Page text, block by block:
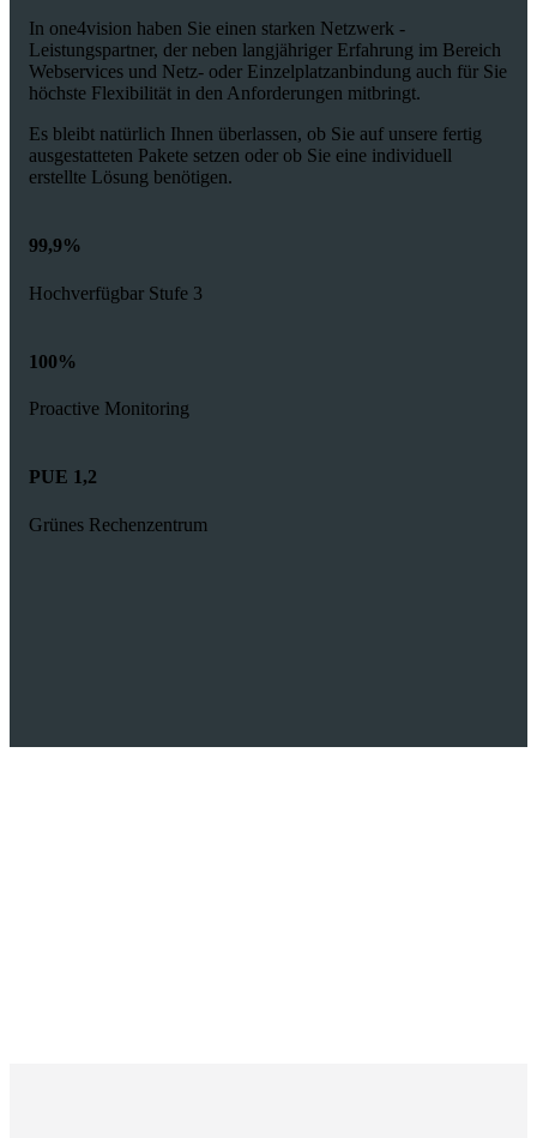
In one4vision haben Sie einen starken Netzwerk -
Leistungspartner, der neben langjähriger Erfahrung im Bereich
Webservices und Netz- oder Einzelplatzanbindung auch für Sie
höchste Flexibilität in den Anforderungen mitbringt.
Es bleibt natürlich Ihnen überlassen, ob Sie auf unsere fertig
ausgestatteten Pakete setzen oder ob Sie eine individuell
erstellte Lösung benötigen.
99,9%
Hochverfügbar Stufe 3
100%
Proactive Monitoring
PUE 1,2
Grünes Rechenzentrum